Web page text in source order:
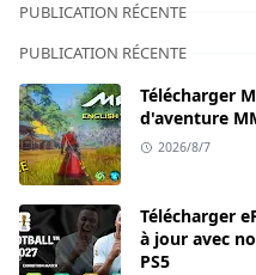
PUBLICATION RÉCENTE
PUBLICATION RÉCENTE
Télécharger
d'aventure
2026/8/7
Télécharger
à jour avec
PS5